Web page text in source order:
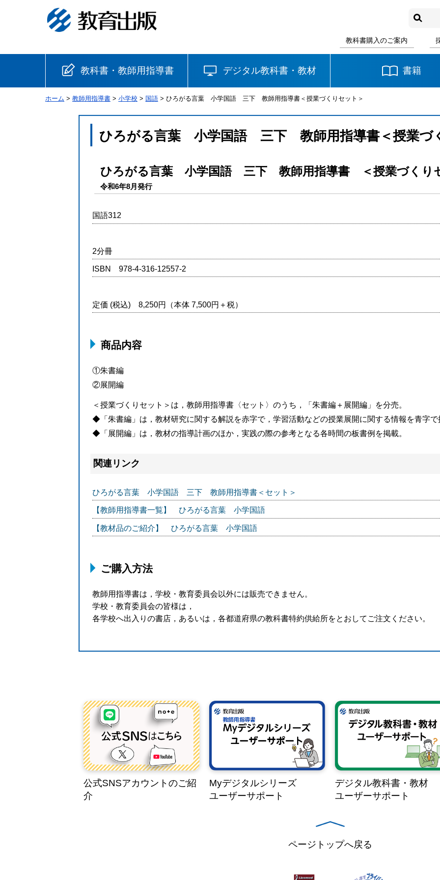
教科書購入のご案内
教科書・教師用指導書
小学校
書写 社会
英語 道徳
中学校
国語 書写 社会
道徳
デジタル教科書・教材 書籍
ホーム > 教師用指導書 > 小学校 > 国語 > ひろがる言葉 小学国語 三下 教師用指導書＜授業づくりセット＞
ひろがる言葉 小学国語 三下 教師用指導書＜授業づ
ひろがる言葉 小学国語 三下 教師用指導書 ＜授業づくり
令和6年8月発行
国語312
2分冊
ISBN 978-4-316-12557-2
定価 (税込) 8,250円（本体 7,500円＋税）
商品内容
①朱書編
②展開編
＜授業づくりセット＞は，教師用指導書〈セット〉のうち，「朱書編＋展開編」を分売。
◆「朱書編」は，教材研究に関する解説を赤字で，学習活動などの授業展開に関する情報を青字で
◆「展開編」は，教材の指導計画のほか，実践の際の参考となる各時間の板書例を掲載。
関連リンク
ひろがる言葉 小学国語 三下 教師用指導書＜セット＞
【教師用指導書一覧】 ひろがる言葉 小学国語
【教材品のご紹介】 ひろがる言葉 小学国語
ご購入方法
教師用指導書は，学校・教育委員会以外には販売できません。
学校・教育委員会の皆様は，
各学校へ出入りの書店，あるいは，各都道府県の教科書特約供給所をとおしてご注文ください。
公式SNSアカウントのご紹
介
Myデジタルシリーズ
ユーザーサポート
デジタル教科書・教材
ユーザーサポート
ページトップへ戻る